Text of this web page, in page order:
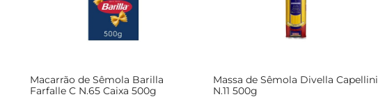
Macarrão de Sêmola Barilla
Farfalle C N.65 Caixa 500g
Massa de Sêmola Divella Capellini
N.11 500g